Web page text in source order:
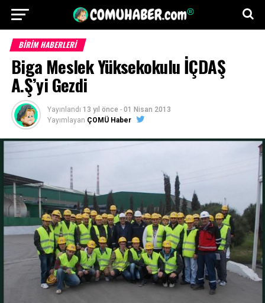
BİRİM HABERLERİ
Biga Meslek Yüksekokulu İÇDAŞ
A.Ş’yi Gezdi
Yayınlandı 13 yıl önce - 01 Nisan 2013
Yayımlayan ÇOMÜ Haber